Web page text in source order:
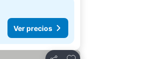
Ver precios